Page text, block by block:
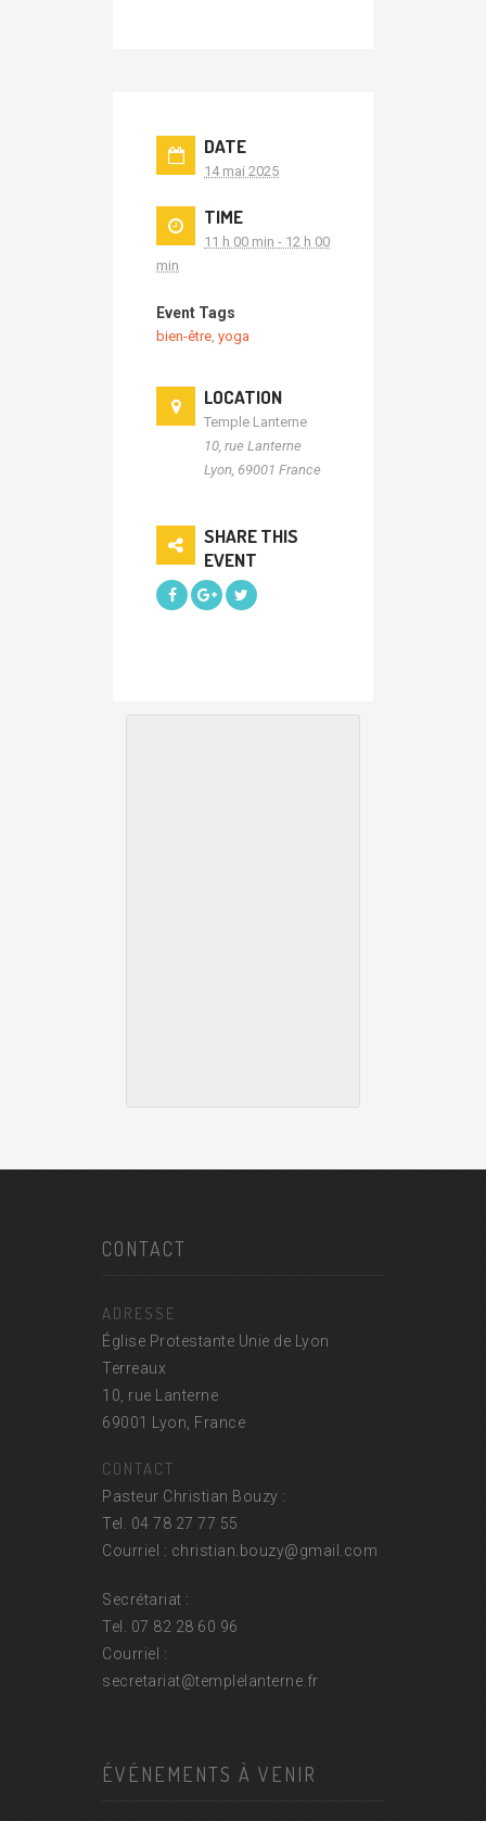
DATE
14 mai 2025
TIME
11 h 00 min - 12 h 00
min
Event Tags
bien-être yoga
LOCATION
Temple Lanterne
10, rue Lanterne
Lyon 69001 France
SHARE THIS
EVENT
CONTACT
ADRESSE
Église Protestante Unie de Lyon
Terreaux
10, rue Lanterne
69001 Lyon, France
CONTACT
Pasteur Christian Bouzy :
Tel. 04 78 27 77 55
Courriel : christian.bouzy@gmail.com
Secrétariat :
Tel. 07 82 28 60 96
Courriel :
secretariat@templelanterne.fr
ÉVÉNEMENTS À VENIR